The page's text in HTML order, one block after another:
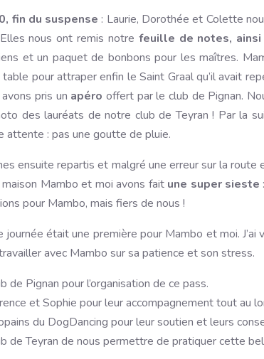
fin du suspense : Laurie, Dorothée et Colette
nous ont remis notre feuille de notes,
et un paquet de bonbons pour les maîtres.
pour attraper enfin le Saint Graal qu’il avait
pris un apéro offert par le club de Pignan.
des lauréats de notre club de Teyran ! Par la
attente : pas une goutte de pluie.
ensuite repartis et malgré une erreur sur la route
Mambo et moi avons fait une super sieste
pour Mambo, mais fiers de nous !
journée était une première pour Mambo et moi.
avec Mambo sur sa patience et son stress.
de Pignan pour l’organisation de ce pass.
et Sophie pour leur accompagnement tout au
du DogDancing pour leur soutien et leurs
de Teyran de nous permettre de pratiquer cette